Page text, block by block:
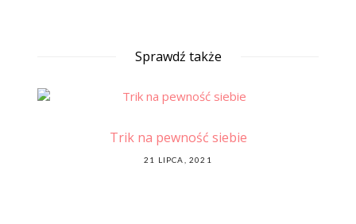
Sprawdź także
Trik na pewność siebie
POSTED
21 LIPCA, 2021